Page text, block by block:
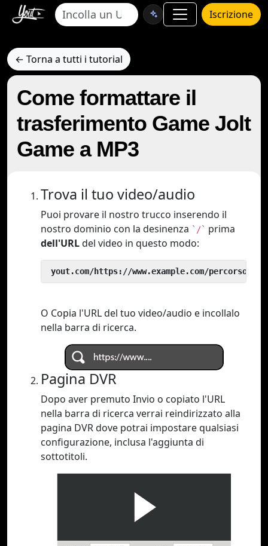
Iscrizione
← Torna a tutti i tutorial
Come formattare il
trasferimento Game Jolt
Game a MP3
Trova il tuo video/audio
Puoi provare il nostro trucco inserendo il
nostro dominio con la desinenza `/` prima
dell'URLdel video in questo modo:
yout.com/https://www.example.com/percorso/
O Copia l'URL del tuo video/audio e incollalo
nella barra di ricerca.
Pagina DVR
Dopo aver premuto Invio o copiato l'URL
nella barra di ricerca verrai reindirizzato alla
pagina DVR dove potrai impostare qualsiasi
configurazione, inclusa l'aggiunta di
sottotitoli.